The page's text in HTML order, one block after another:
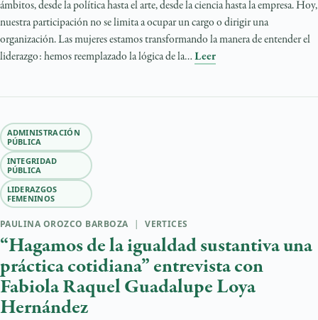
ámbitos, desde la política hasta el arte, desde la ciencia hasta la empresa. Hoy,
nuestra participación no se limita a ocupar un cargo o dirigir una
organización. Las mujeres estamos transformando la manera de entender el
liderazgo: hemos reemplazado la lógica de la… Leer
ADMINISTRACIÓN
PÚBLICA
INTEGRIDAD
PÚBLICA
LIDERAZGOS
FEMENINOS
PAULINA OROZCO BARBOZA | VERTICES
“Hagamos de la igualdad sustantiva una
práctica cotidiana” entrevista con
Fabiola Raquel Guadalupe Loya
Hernández